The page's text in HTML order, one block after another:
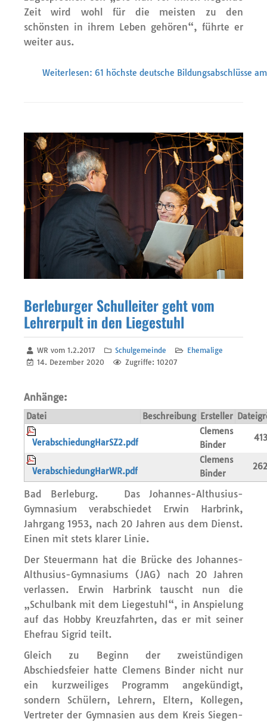
Zeit wird wohl für die meisten zu den
schönsten in ihrem Leben gehören“, führte er
weiter aus.
Weiterlesen: 61 höchste deutsche Bildungsabschlüsse
Berleburger Schulleiter geht vom
Lehrerpult in den Liegestuhl
WR vom 1.2.2017 Schulgemeinde
Ehemalige
14. Dezember 2020
Zugriffe: 10207
Anhänge:
Datei Beschreibung Ersteller
VerabschiedungHarSZ2.pdf
Clemens
Binder
VerabschiedungHarWR.pdf
Clemens
Binder
Bad Berleburg.
Das Johannes-Althusius-
Gymnasium verabschiedet Erwin Harbrink,
Jahrgang 1953, nach 20 Jahren aus dem Dienst.
Einen mit stets klarer Linie.
Der Steuermann hat die Brücke des Johannes-
Althusius-Gymnasiums (JAG) nach 20 Jahren
verlassen. Erwin Harbrink tauscht nun die
„Schulbank mit dem Liegestuhl“, in Anspielung
auf das Hobby Kreuzfahrten, das er mit seiner
Ehefrau Sigrid teilt.
Gleich zu Beginn der zweistündigen
Abschiedsfeier hatte Clemens Binder nicht nur
ein kurzweiliges Programm angekündigt,
sondern Schülern, Lehrern, Eltern, Kollegen,
Vertreter der Gymnasien aus dem Kreis Siegen-